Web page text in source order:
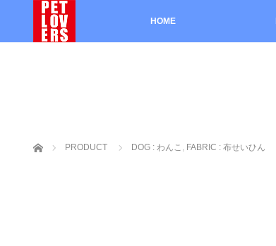
HOME
ホーム PRODUCT DOG : わんこ , FABRIC : 布せいひん